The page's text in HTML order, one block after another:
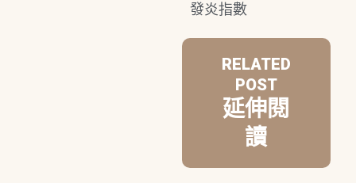
發炎指數
RELATED
POST
延伸閱
讀